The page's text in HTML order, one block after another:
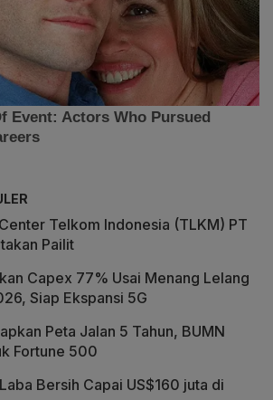
Telkom Indonesia (TLKM) PT
Pailit
Capex 77% Usai Menang Lelang
Siap Ekspansi 5G
Peta Jalan 5 Tahun, BUMN
Fortune 500
Bersih Capai US$160 juta di